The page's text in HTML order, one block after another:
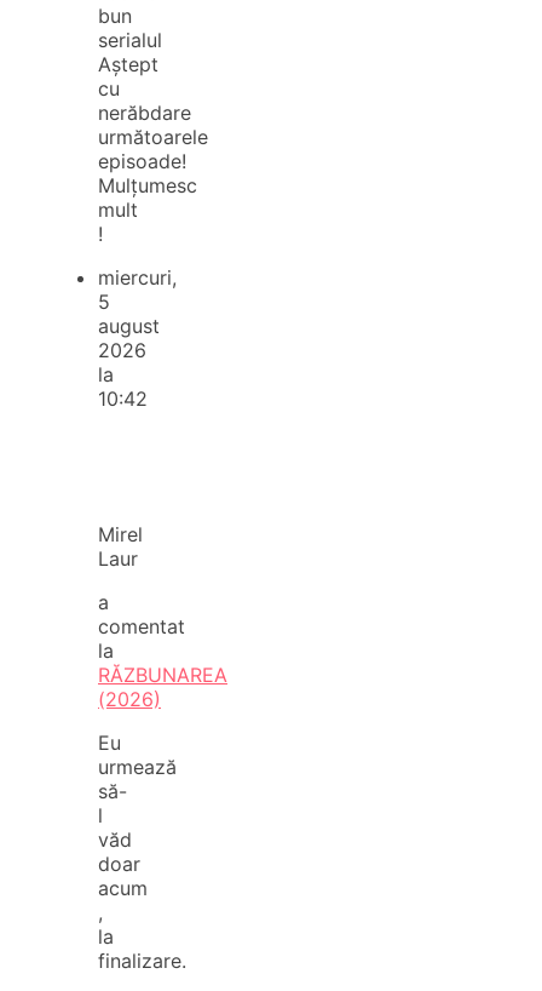
bun
serialul
Aștept
cu
nerăbdare
următoarele
episoade!
Mulțumesc
mult
!
miercuri,
5
august
2026
la
10:42
Mirel
Laur
a
comentat
la
RĂZBUNAREA
(2026)
Eu
urmează
să-
l
văd
doar
acum
,
la
finalizare.